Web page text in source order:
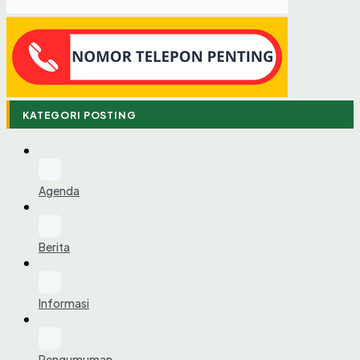
KATEGORI POSTING
Agenda
Berita
Informasi